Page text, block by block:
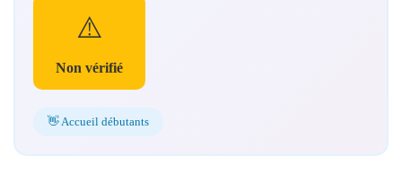
⚠️
Non vérifié
👋 Accueil débutants